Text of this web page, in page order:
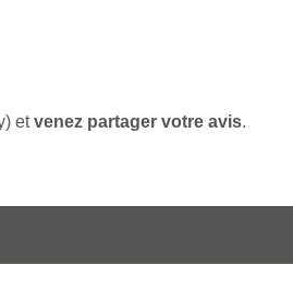
etvenez partager votre avis.